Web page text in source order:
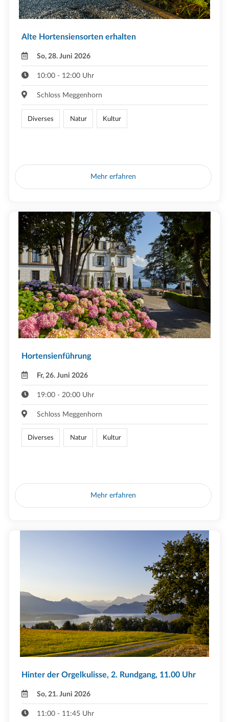
Alte Hortensiensorten erhalten
So, 28. Juni 2026
10:00 - 12:00 Uhr
Schloss Meggenhorn
Diverses Natur Kultur
Mehr erfahren
Hortensienführung
Fr, 26. Juni 2026
19:00 - 20:00 Uhr
Schloss Meggenhorn
Diverses Natur Kultur
Mehr erfahren
Hinter der Orgelkulisse, 2. Rundgang, 11.00 Uhr
So, 21. Juni 2026
11:00 - 11:45 Uhr